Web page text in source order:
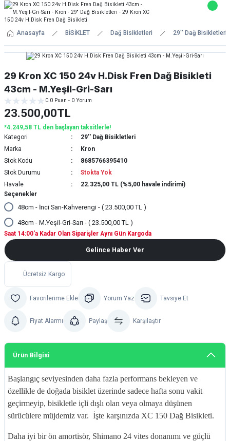
Anasayfa BİSİKLET Dağ Bisikletleri 29'' Dağ Bisikletleri
29 Kron XC 150 24v H.Disk Fren Dağ Bisikleti
43cm - M.Yeşil-Gri-Sarı
0.0 Puan - 0 Yorum
23.500,00TL
*4.249,58 TL den başlayan taksitlerle!
Kategori
29'' Dağ Bisikletleri
Marka
Kron
Stok Kodu
8685766395410
Stok Durumu
Stokta Yok
Havale
22.325,00 TL (%5,00 havale indirimi)
Saat 14:00'a Kadar Olan Siparişler Aynı Gün Kargoda
Seçenekler
48cm - İnci Sarı-Kahverengi - ( 23.500,00 TL )
48cm - M.Yeşil-Gri-Sarı - ( 23.500,00 TL )
Gelince Haber Ver
Ücretsiz Kargo
Yorum Yaz Tavsiye Et
Fiyat Alarmı Paylaş Karşılaştır
Ürün Bilgisi
Başlangıç seviyesinden daha fazla performans bekleyen ve
özellikle de doğada bisiklet üzerinde sadece hafta sonu vakit
geçirmeyip, bisikletle içli dışlı olan veya olmaya düşünen
sürücülere müjdemiz var. İşte karşınızda XC 150 Dağ Bisikleti.
Daha iyi bir ön amortisör, Shimano 24 vites donanımı ve güçlü